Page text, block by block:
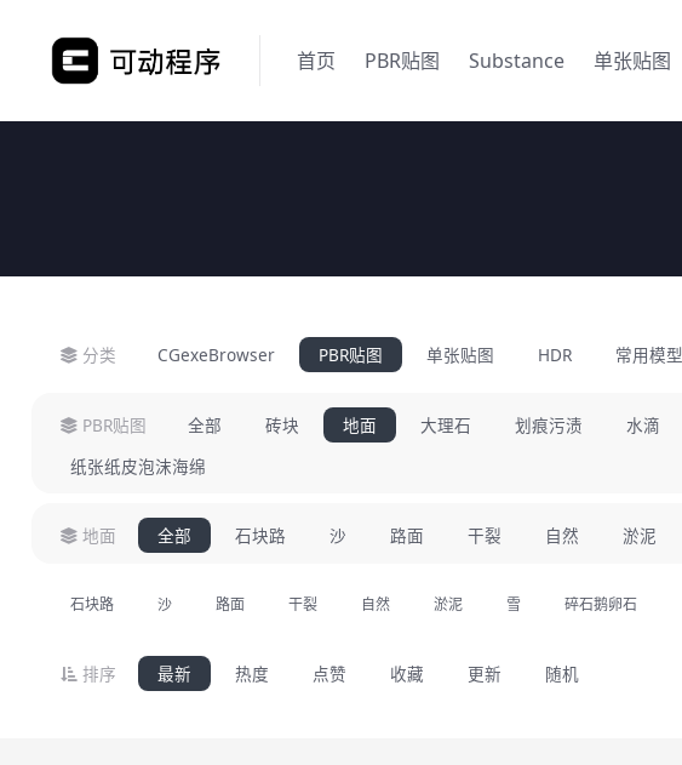
首页 PBR贴图 Substance 单张贴图
分类 CGexeBrowser PBR贴图 单张贴图 HDR 常用模型
PBR贴图 全部 砖块 地面 大理石 划痕污渍 水滴
纸张纸皮泡沫海绵
地面 全部 石块路 沙 路面 干裂 自然 淤泥
石块路 沙 路面 干裂 自然 淤泥 雪 碎石鹅卵石
排序 最新 热度 点赞 收藏 更新 随机